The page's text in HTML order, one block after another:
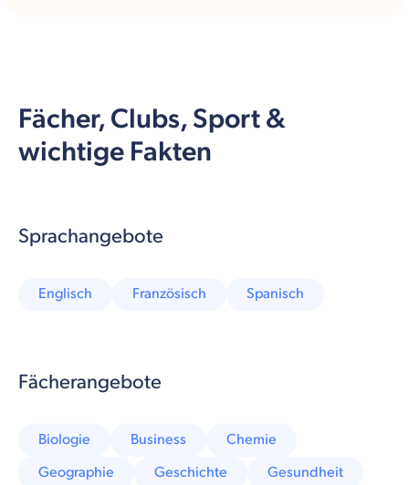
Fächer, Clubs, Sport &
wichtige Fakten
Sprachangebote
Englisch Französisch Spanisch
Fächerangebote
Biologie Business
Chemie
Geographie
Geschichte
Gesundheit